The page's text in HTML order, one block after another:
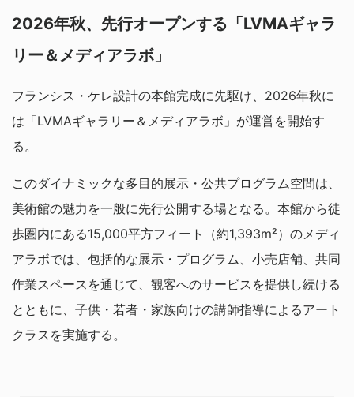
2026年秋、先行オープンする「LVMAギャラ
リー＆メディアラボ」
フランシス・ケレ設計の本館完成に先駆け、2026年秋に
は「LVMAギャラリー＆メディアラボ」が運営を開始す
る。
このダイナミックな多目的展示・公共プログラム空間は、
美術館の魅力を一般に先行公開する場となる。本館から徒
歩圏内にある15,000平方フィート（約1,393m²）のメディ
アラボでは、包括的な展示・プログラム、小売店舗、共同
作業スペースを通じて、観客へのサービスを提供し続ける
とともに、子供・若者・家族向けの講師指導によるアート
クラスを実施する。